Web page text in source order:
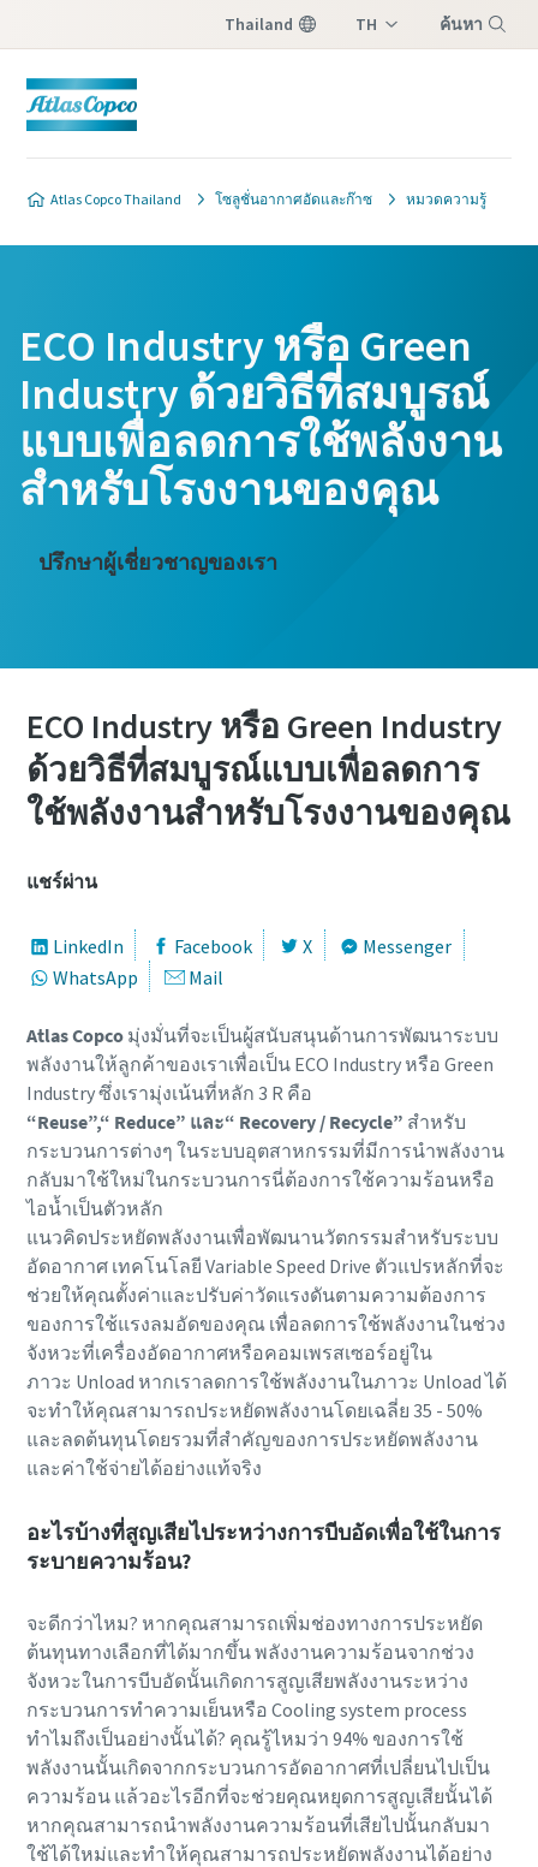
Thailand TH ค้นหา
Atlas Copco Thailand โซลูชั่นอากาศอัดและก๊าซ หมวดความรู้
ECO Industry หรือ Green
Industry ด้วยวิธีที่สมบูรณ์
แบบเพื่อลดการใช้พลังงาน
สำหรับโรงงานของคุณ
ปรึกษาผู้เชี่ยวชาญของเรา
ECO Industry หรือ Green Industry
ด้วยวิธีที่สมบูรณ์แบบเพื่อลดการ
ใช้พลังงานสำหรับโรงงานของคุณ
แชร์ผ่าน
LinkedIn Facebook X
Messenger
WhatsApp
Mail
Atlas Copcoมุ่งมั่นที่จะเป็นผู้สนับสนุนด้านการพัฒนาระบบ
พลังงานให้ลูกค้าของเราเพื่อเป็น ECO Industry หรือ Green
Industry ซึ่งเรามุ่งเน้นที่หลัก 3 R คือ
“Reuse”,“ Reduce” และ“ Recovery / Recycle” สำหรับ
กระบวนการต่างๆ ในระบบอุตสาหกรรมที่มีการนำพลังงาน
กลับมาใช้ใหม่ในกระบวนการนี่ต้องการใช้ความร้อนหรือ
ไอน้ำเป็นตัวหลัก
แนวคิดประหยัดพลังงานเพื่อพัฒนานวัตกรรมสำหรับระบบ
อัดอากาศ เทคโนโลยี Variable Speed Drive ตัวแปรหลักที่จะ
ช่วยให้คุณตั้งค่าและปรับค่าวัดแรงดันตามความต้องการ
ของการใช้แรงลมอัดของคุณ เพื่อลดการใช้พลังงานในช่วง
จังหวะที่เครื่องอัดอากาศหรือคอมเพรสเซอร์อยู่ใน
ภาวะ Unload หากเราลดการใช้พลังงานในภาวะ Unload ได้
จะทำให้คุณสามารถประหยัดพลังงานโดยเฉลี่ย 35 - 50%
และลดต้นทุนโดยรวมที่สำคัญของการประหยัดพลังงาน
และค่าใช้จ่ายได้อย่างแท้จริง
อะไรบ้างที่สูญเสียไประหว่างการบีบอัดเพื่อใช้ในการ
ระบายความร้อน?
จะดีกว่าไหม? หากคุณสามารถเพิ่มช่องทางการประหยัด
ต้นทุนทางเลือกที่ได้มากขึ้น พลังงานความร้อนจากช่วง
จังหวะในการบีบอัดนั้นเกิดการสูญเสียพลังงานระหว่าง
กระบวนการทำความเย็นหรือ Cooling system process
ทำไมถึงเป็นอย่างนั้นได้? คุณรู้ไหมว่า 94% ของการใช้
พลังงานนั้นเกิดจากกระบวนการอัดอากาศที่เปลี่ยนไปเป็น
ความร้อน แล้วอะไรอีกที่จะช่วยคุณหยุดการสูญเสียนั้นได้
หากคุณสามารถนำพลังงานความร้อนที่เสียไปนั้นกลับมา
ใช้ได้ใหม่และทำให้คุณสามารถประหยัดพลังงานได้อย่าง